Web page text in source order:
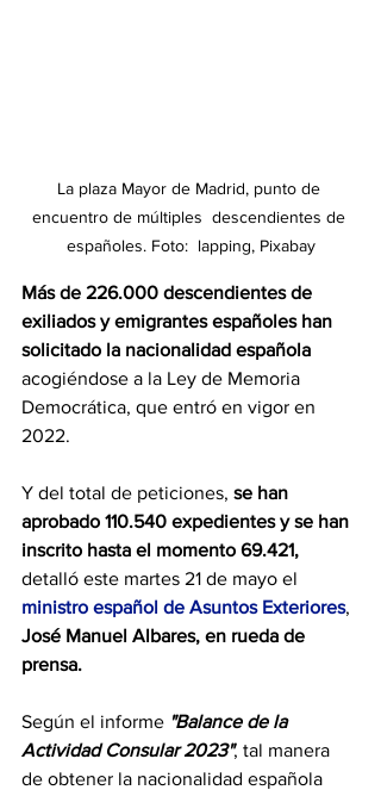
La plaza Mayor de Madrid, punto de
encuentro de múltiples  descendientes de
españoles. Foto:  lapping, Pixabay
Más de 226.000 descendientes de
exiliados y emigrantes españoles han
solicitado la nacionalidad española
acogiéndose a la Ley de Memoria
Democrática, que entró en vigor en
2022.
Y del total de peticiones, se han
aprobado 110.540 expedientes y se han
inscrito hasta el momento 69.421,
detalló este martes 21 de mayo el
ministro español de Asuntos Exteriores,
José Manuel Albares, en rueda de
prensa.
Según el informe "Balance de la
Actividad Consular 2023", tal manera
de obtener la nacionalidad española